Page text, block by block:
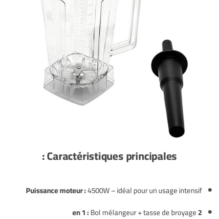
Caractéristiques principales :
Puissance moteur :4500W – idéal pour un usage intensif
2 en 1 :
Bol mélangeur + tasse de broyage